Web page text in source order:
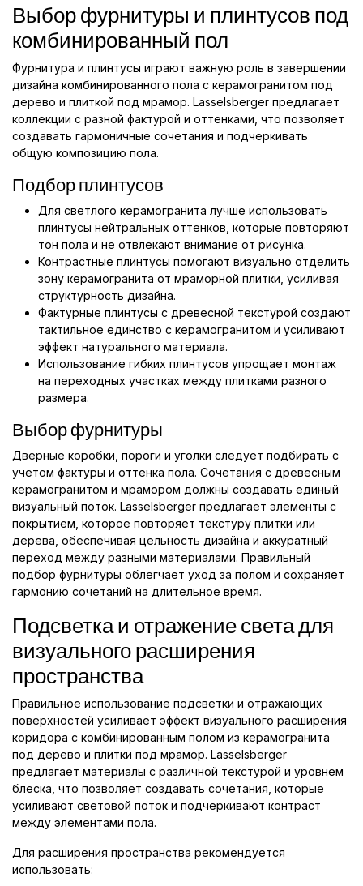
Выбор фурнитуры и плинтусов под
комбинированный пол
Фурнитура и плинтусы играют важную роль в завершении
дизайна комбинированного пола с керамогранитом под
дерево и плиткой под мрамор. Lasselsberger предлагает
коллекции с разной фактурой и оттенками, что позволяет
создавать гармоничные сочетания и подчеркивать
общую композицию пола.
Подбор плинтусов
Для светлого керамогранита лучше использовать
плинтусы нейтральных оттенков, которые повторяют
тон пола и не отвлекают внимание от рисунка.
Контрастные плинтусы помогают визуально отделить
зону керамогранита от мраморной плитки, усиливая
структурность дизайна.
Фактурные плинтусы с древесной текстурой создают
тактильное единство с керамогранитом и усиливают
эффект натурального материала.
Использование гибких плинтусов упрощает монтаж
на переходных участках между плитками разного
размера.
Выбор фурнитуры
Дверные коробки, пороги и уголки следует подбирать с
учетом фактуры и оттенка пола. Сочетания с древесным
керамогранитом и мрамором должны создавать единый
визуальный поток. Lasselsberger предлагает элементы с
покрытием, которое повторяет текстуру плитки или
дерева, обеспечивая цельность дизайна и аккуратный
переход между разными материалами. Правильный
подбор фурнитуры облегчает уход за полом и сохраняет
гармонию сочетаний на длительное время.
Подсветка и отражение света для
визуального расширения
пространства
Правильное использование подсветки и отражающих
поверхностей усиливает эффект визуального расширения
коридора с комбинированным полом из керамогранита
под дерево и плитки под мрамор. Lasselsberger
предлагает материалы с различной текстурой и уровнем
блеска, что позволяет создавать сочетания, которые
усиливают световой поток и подчеркивают контраст
между элементами пола.
Для расширения пространства рекомендуется
использовать: